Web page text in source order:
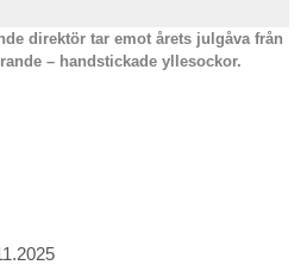
direktör tar emot årets julgåva från
– handstickade yllesockor.